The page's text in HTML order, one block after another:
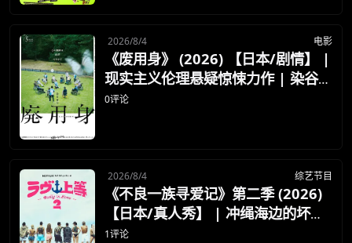
2026/8/4 电影
《废用身》 (2026) 【日本/剧情】 |
现实主义伦理悬疑惊悚力作 | 染谷将
太剖析老龄化社会与人性疯狂
0评论
2026/8/4 综艺节目
《不良一族寻爱记》第二季 (2026)
【日本/真人秀】 | 冲绳海边的坏男
孩坏女孩蜕变 | 暴走族热血浪漫爱情
1评论